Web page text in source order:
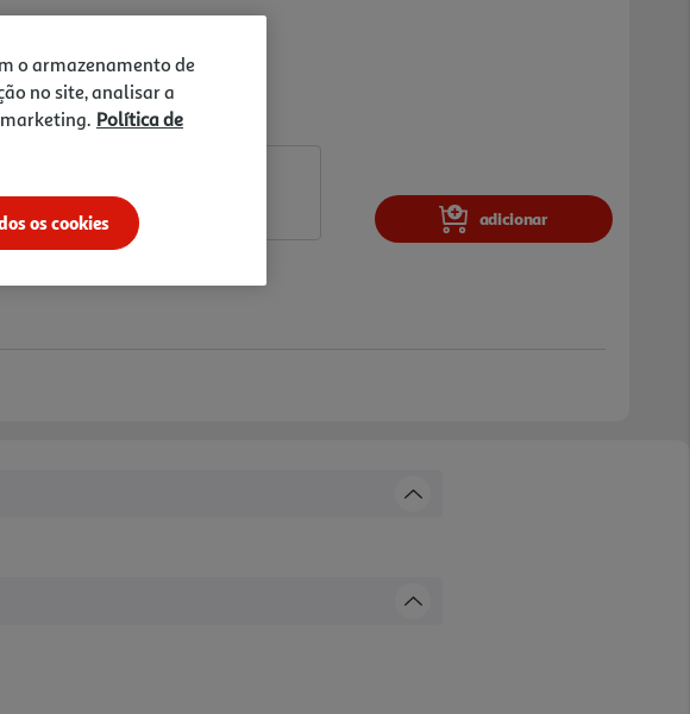
adicionar
o armazenamento de
no site, analisar a
Política de
os cookies